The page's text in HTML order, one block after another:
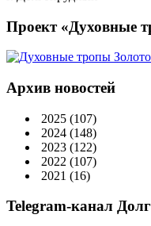
Проект «Духовные
Архив новостей
2025 (107)
2024 (148)
2023 (122)
2022 (107)
2021 (16)
Telegram-канал